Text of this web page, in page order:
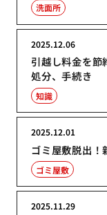
洗面所
引越し料金を節
処分、手続き
2025.12.06
知識
ゴミ屋敷脱出！
2025.12.01
ゴミ屋敷
2025.11.29